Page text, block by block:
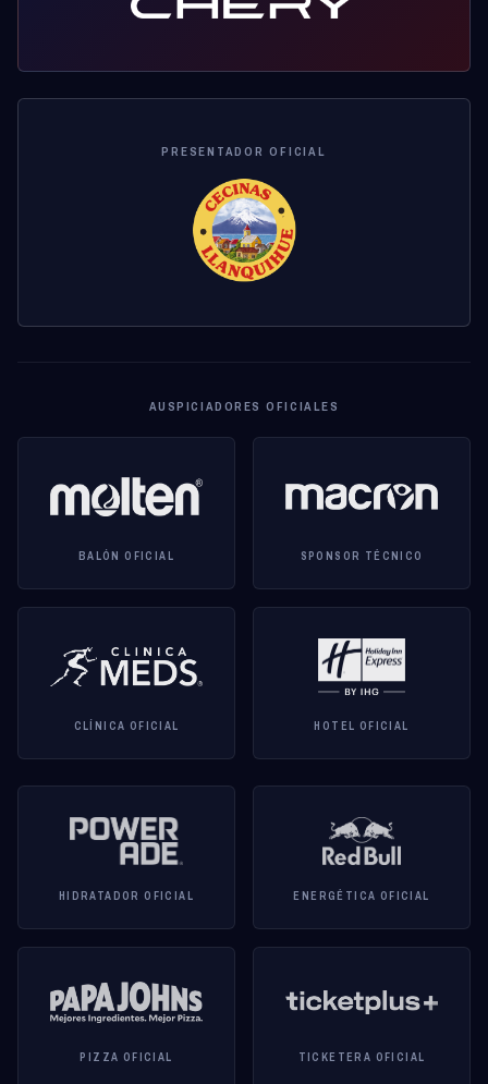
PRESENTADOR OFICIAL
AUSPICIADORES OFICIALES
BALÓN OFICIAL SPONSOR TÉCNICO
CLÍNICA OFICIAL HOTEL OFICIAL
HIDRATADOR OFICIAL ENERGÉTICA OFICIAL
PIZZA OFICIAL TICKETERA OFICIAL